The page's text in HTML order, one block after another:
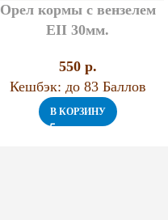
Орел кормы с вензелем
EII 30мм.
550 p.
Кешбэк: до 83 Баллов
В КОРЗИНУ